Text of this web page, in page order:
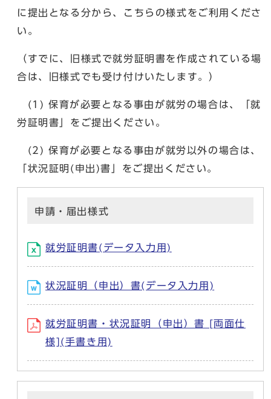
に提出となる分から、こちらの様式をご利用くださ
い。
（すでに、旧様式で就労証明書を作成されている場
合は、旧様式でも受け付けいたします。）
(1) 保育が必要となる事由が就労の場合は、「就
労証明書」をご提出ください。
(2) 保育が必要となる事由が就労以外の場合は、
「状況証明(申出)書」をご提出ください。
申請・届出様式
就労証明書(データ入力用)
状況証明（申出）書(データ入力用)
就労証明書・状況証明（申出）書 [両面仕
様](手書き用)